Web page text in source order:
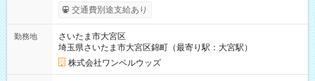
いOK！（規定あり） ┗働いたその日に現金GET♪ お仕事後はコ
ンビニATMから 日払い分を引き落とせます！ 【試用期間】試
交通費別途支給あり
勤務地
さいたま市大宮区
埼玉県さいたま市大宮区錦町（最寄り駅：大宮駅）
株式会社ワンベルウッズ